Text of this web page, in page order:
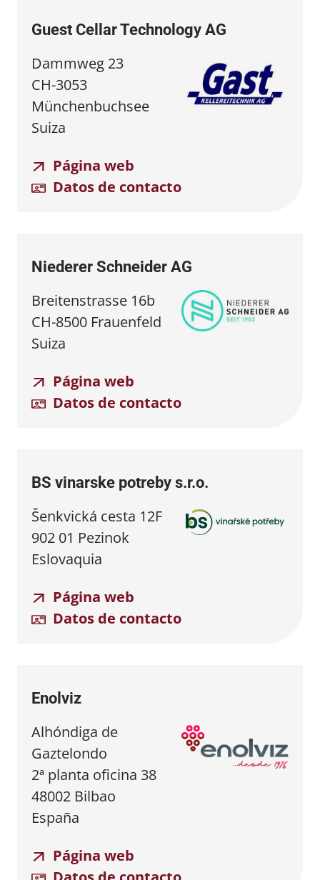
Guest Cellar Technology AG
Dammweg 23
CH-3053
Münchenbuchsee
Suiza
Página web
Datos de contacto
Niederer Schneider AG
Breitenstrasse 16b
CH-8500 Frauenfeld
Suiza
Página web
Datos de contacto
BS vinarske potreby s.r.o.
Šenkvická cesta 12F
902 01 Pezinok
Eslovaquia
Página web
Datos de contacto
Enolviz
Alhóndiga de
Gaztelondo
2ª planta oficina 38
48002 Bilbao
España
Página web